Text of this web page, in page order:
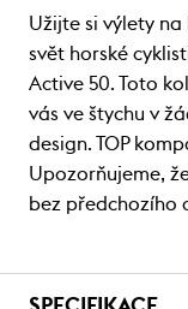
Užijte si výlety
svět horské
Active 50. Toto
vás ve štychu v
design. TOP
Upozorňujeme,
bez předchozího